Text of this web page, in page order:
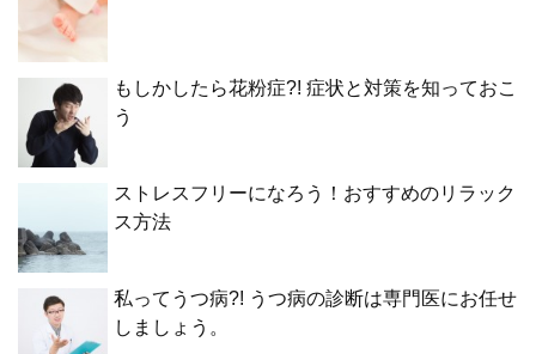
もしかしたら花粉症?! 症状と対策を知っておこ
う
ストレスフリーになろう！おすすめのリラック
ス方法
私ってうつ病?! うつ病の診断は専門医にお任せ
しましょう。